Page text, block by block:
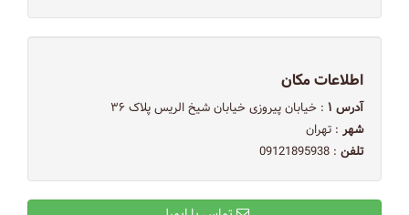
اطلاعات مکان
آدرس ۱
: خیابان پیروزی خیابان شیخ الریس پلاک ۳۶
شهر : تهران
تلفن : 09121895938